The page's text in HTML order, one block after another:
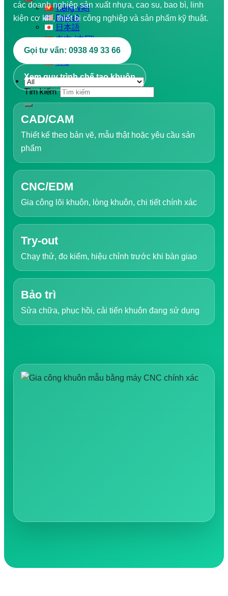
Tiếng Việt
English
日本語
中文 (中国)
한국어
ไทย
Tìm kiếm:
các doanh nghiệp sản xuất nhựa, cao su, bao bì, linh
kiện cơ khí, thiết bị công nghiệp và sản phẩm kỹ thuật.
Gọi tư vấn: 0938 49 33 66
Xem quy trình chế tạo khuôn
CAD/CAM
Thiết kế theo bản vẽ, mẫu thật hoặc yêu cầu sản
phẩm
CNC/EDM
Gia công lõi khuôn, lòng khuôn, chi tiết chính xác
Try-out
Chạy thử, đo kiểm, hiệu chỉnh trước khi bàn giao
Bảo trì
Sửa chữa, phục hồi, cải tiến khuôn đang sử dụng